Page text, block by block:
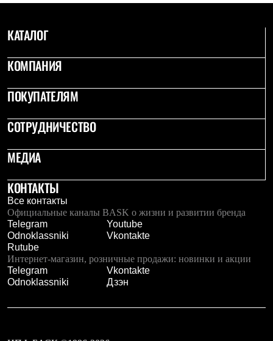
КАТАЛОГ
КОМПАНИЯ
ПОКУПАТЕЛЯМ
СОТРУДНИЧЕСТВО
МЕДИА
КОНТАКТЫ
Все контакты
Официальные каналы BASK о жизни и развитии бренда
Telegram
Youtube
Odnoklassniki
Vkontakte
Rutube
Интернет-магазин, розничные продажи: новинки и акции
Telegram
Vkontakte
Odnoklassniki
Дзэн